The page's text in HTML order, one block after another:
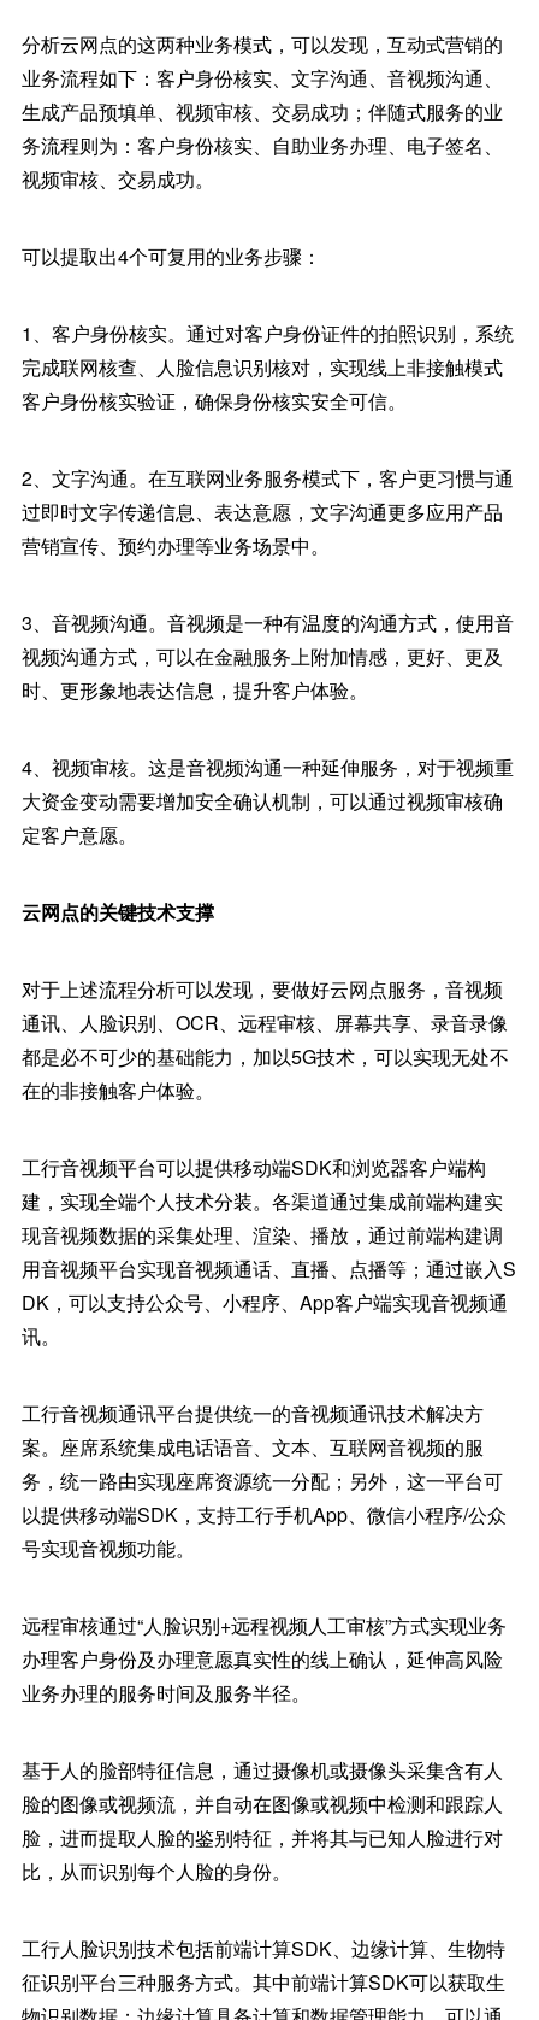
分析云网点的这两种业务模式，可以发现，互动式营销的
业务流程如下：客户身份核实、文字沟通、音视频沟通、
生成产品预填单、视频审核、交易成功；伴随式服务的业
务流程则为：客户身份核实、自助业务办理、电子签名、
视频审核、交易成功。
可以提取出4个可复用的业务步骤：
1、客户身份核实。通过对客户身份证件的拍照识别，系统
完成联网核查、人脸信息识别核对，实现线上非接触模式
客户身份核实验证，确保身份核实安全可信。
2、文字沟通。在互联网业务服务模式下，客户更习惯与通
过即时文字传递信息、表达意愿，文字沟通更多应用产品
营销宣传、预约办理等业务场景中。
3、音视频沟通。音视频是一种有温度的沟通方式，使用音
视频沟通方式，可以在金融服务上附加情感，更好、更及
时、更形象地表达信息，提升客户体验。
4、视频审核。这是音视频沟通一种延伸服务，对于视频重
大资金变动需要增加安全确认机制，可以通过视频审核确
定客户意愿。
云网点的关键技术支撑
对于上述流程分析可以发现，要做好云网点服务，音视频
通讯、人脸识别、OCR、远程审核、屏幕共享、录音录像
都是必不可少的基础能力，加以5G技术，可以实现无处不
在的非接触客户体验。
工行音视频平台可以提供移动端SDK和浏览器客户端构
建，实现全端个人技术分装。各渠道通过集成前端构建实
现音视频数据的采集处理、渲染、播放，通过前端构建调
用音视频平台实现音视频通话、直播、点播等；通过嵌入S
DK，可以支持公众号、小程序、App客户端实现音视频通
讯。
工行音视频通讯平台提供统一的音视频通讯技术解决方
案。座席系统集成电话语音、文本、互联网音视频的服
务，统一路由实现座席资源统一分配；另外，这一平台可
以提供移动端SDK，支持工行手机App、微信小程序/公众
号实现音视频功能。
远程审核通过“人脸识别+远程视频人工审核”方式实现业务
办理客户身份及办理意愿真实性的线上确认，延伸高风险
业务办理的服务时间及服务半径。
基于人的脸部特征信息，通过摄像机或摄像头采集含有人
脸的图像或视频流，并自动在图像或视频中检测和跟踪人
脸，进而提取人脸的鉴别特征，并将其与已知人脸进行对
比，从而识别每个人脸的身份。
工行人脸识别技术包括前端计算SDK、边缘计算、生物特
征识别平台三种服务方式。其中前端计算SDK可以获取生